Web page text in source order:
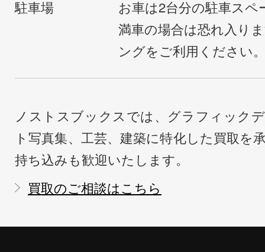
駐車場
お車は2台分の駐車ス
満車の場合は恐れ入り
ングをご利用ください
ノストスブックスでは、グラフィック
ト写真集、工芸、建築に特化した買取を
持ち込みも歓迎いたします。
買取のご相談はこちら